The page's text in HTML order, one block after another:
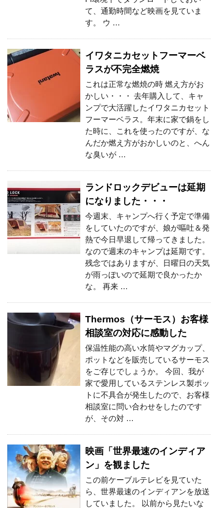
て、通勤時間など映画を見ていま
す。 ウ …
イワタニカセットフーマーベ
ラスが不完全燃焼
これは正常な燃焼の時 燃え方がお
かしい・・・ 去年購入して、キャ
ンプで大活躍したイワタニカセット
フーマーベラス。年末に家で鍋をし
た時に、これを使ったのですが、な
んだか燃え方がおかしいのと、へん
な臭いが …
ランドロックデビューは延期
になりました・・・
今週末、キャンプへ行く予定で準備
をしていたのですが、娘が嘔吐＆発
熱で今日早退して帰ってきました。
なので週末のキャンプは延期です。
残念ではありますが、日曜日の天気
が雨っぽいので延期で良かったか
な。 再来 …
Thermos（サーモス）お客様
相談室の対応に感動した
保温性能の高い水筒やマグカップ、
ポットなどを販売しているサーモス
をご存じでしょうか。 今回、我が
家で愛用しているステンレス製ポッ
トに不具合が発生したので、お客様
相談室に問い合わせをしたのです
が、その対 …
映画「世界最速のインディア
ン」を観ました
この前ケーブルテレビを見ていた
ら、世界最速のインディアンを放送
していました。 以前から見たいな